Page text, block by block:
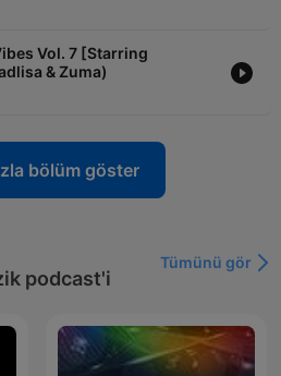
Vol. 7 [Starring
& Zuma)
bölüm göster
podcast'i
Tümünü gör